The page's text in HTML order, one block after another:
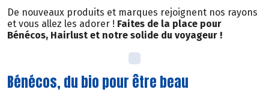
De nouveaux produits et marques rejoignent nos rayons
et vous allez les adorer ! Faites de la place pour
Bénécos, Hairlust et notre solide du voyageur !
Bénécos, du bio pour être beau